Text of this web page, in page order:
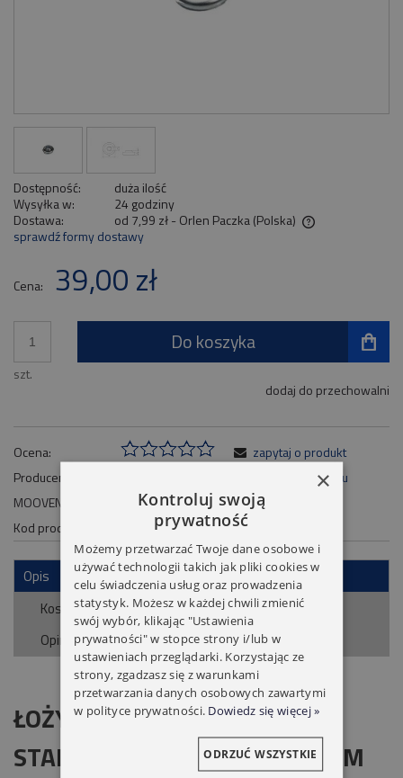
Dostępność:
duża ilość
Wysyłka w:
24 godziny
Dostawa:
od 7,99 zł - Orlen Paczka (Polska)
Cena nie zawiera ewentualnych kosztów płatności
sprawdź formy dostawy
Cena: 39,00 zł
szt.
Do koszyka
dodaj do przechowalni
Ocena:
Producent:
MOOVEN
Kod produktu:
zapytaj o produkt
poleć znajomemu
dodaj opinię
Opis
Koszty dostawy
Cena nie zawiera ewentualnych kosztów płatności
Opinie o produkcie (0)
ŁOŻYSKO Z WIEŃCEM
STALOWYM
Ø40 Z KOŁNIERZEM
×
Kontroluj swoją
prywatność
Możemy przetwarzać Twoje dane osobowe i
używać technologii takich jak pliki cookies w
celu świadczenia usług oraz prowadzenia
statystyk. Możesz w każdej chwili zmienić
swój wybór, klikając "Ustawienia
prywatności" w stopce strony i/lub w
ustawieniach przeglądarki. Korzystając ze
strony, zgadzasz się z warunkami
przetwarzania danych osobowych zawartymi
w polityce prywatności. Dowiedz się więcej »
ODRZUĆ WSZYSTKIE